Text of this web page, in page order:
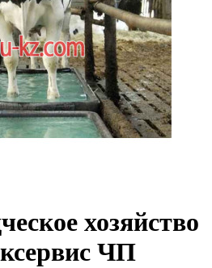
хозяйство
ЧП